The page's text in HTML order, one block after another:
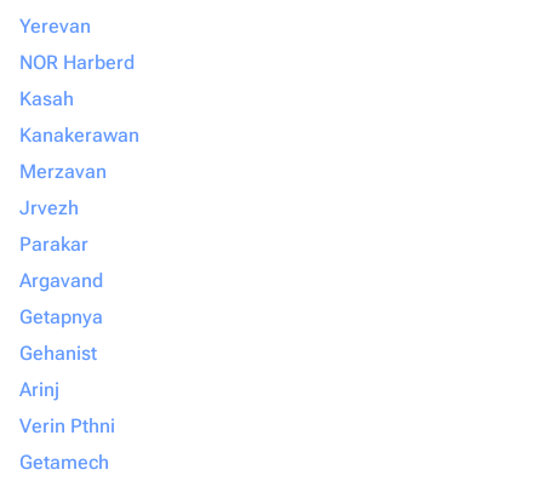
Yerevan
NOR Harberd
Kasah
Kanakerawan
Merzavan
Jrvezh
Parakar
Argavand
Getapnya
Gehanist
Arinj
Verin Pthni
Getamech